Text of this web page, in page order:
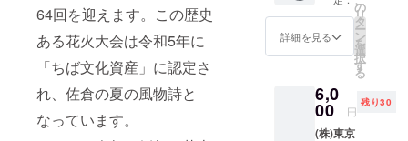
64回を迎えます。この歴史
ある花火大会は令和5年に
「ちば文化資産」に認定さ
れ、佐倉の夏の風物詩と
なっています。
詳細を見る
の
リ
タ
ー
ン
を
選
択
す
る
6,0
00 円
残り30
(株)東京